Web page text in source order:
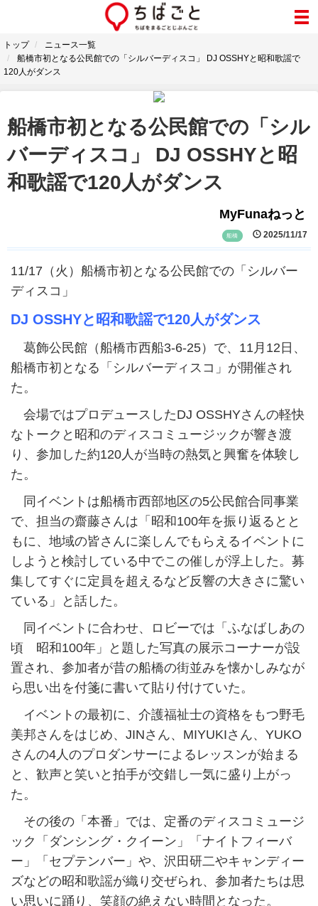
トップ
ニュース一覧
船橋市初となる公民館での「シルバーディスコ」 DJ OSSHYと昭和歌謡で
120人がダンス
船橋市初となる公民館での「シル
バーディスコ」 DJ OSSHYと昭
和歌謡で120人がダンス
MyFunaねっと
船橋 2025/11/17
11/17（火）船橋市初となる公民館での「シルバー
ディスコ」
DJ OSSHYと昭和歌謡で120人がダンス
葛飾公民館（船橋市西船3-6-25）で、11月12日、
船橋市初となる「シルバーディスコ」が開催され
た。
会場ではプロデュースしたDJ OSSHYさんの軽快
なトークと昭和のディスコミュージックが響き渡
り、参加した約120人が当時の熱気と興奮を体験し
た。
同イベントは船橋市西部地区の5公民館合同事業
で、担当の齋藤さんは「昭和100年を振り返るとと
もに、地域の皆さんに楽しんでもらえるイベントに
しようと検討している中でこの催しが浮上した。募
集してすぐに定員を超えるなど反響の大きさに驚い
ている」と話した。
同イベントに合わせ、ロビーでは「ふなばしあの
頃 昭和100年」と題した写真の展示コーナーが設
置され、参加者が昔の船橋の街並みを懐かしみなが
ら思い出を付箋に書いて貼り付けていた。
イベントの最初に、介護福祉士の資格をもつ野毛
美邦さんをはじめ、JINさん、MIYUKIさん、YUKO
さんの4人のプロダンサーによるレッスンが始まる
と、歓声と笑いと拍手が交錯し一気に盛り上がっ
た。
その後の「本番」では、定番のディスコミュージ
ック「ダンシング・クイーン」「ナイトフィーバ
ー」「セプテンバー」や、沢田研二やキャンディー
ズなどの昭和歌謡が織り交ぜられ、参加者たちは思
い思いに踊り、笑顔の絶えない時間となった。